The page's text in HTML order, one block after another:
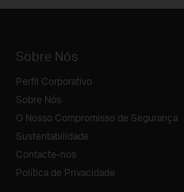
Sobre Nós
Perfil Corporativo
Sobre Nós
O Nosso Compromisso de Segurança
Sustentabilidade
Contacte-nos
Política de Privacidade